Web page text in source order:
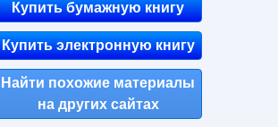
Купить бумажную книгу
Купить электронную книгу
Найти похожие материалы
на других сайтах